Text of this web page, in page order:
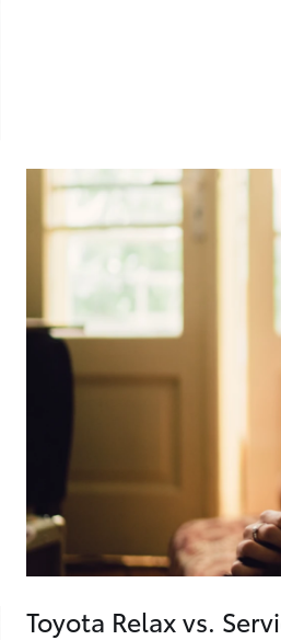
Toyota Relax vs.